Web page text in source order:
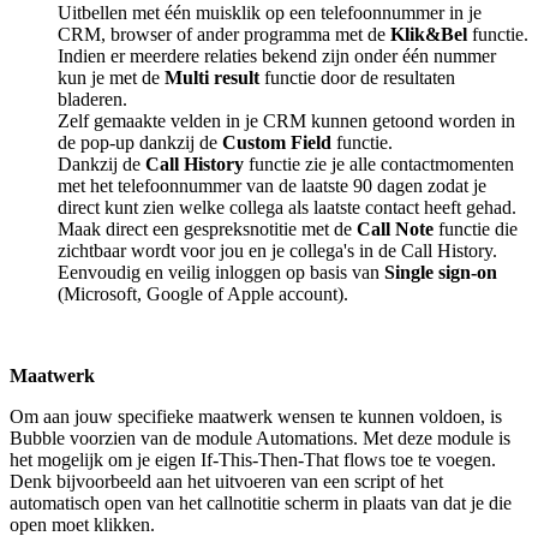
Uitbellen met één muisklik op een telefoonnummer in je
CRM, browser of ander programma met de Klik&Bel functie.
Indien er meerdere relaties bekend zijn onder één nummer
kun je met de Multi result functie door de resultaten
bladeren.
Zelf gemaakte velden in je CRM kunnen getoond worden in
de pop-up dankzij de Custom Field functie.
Dankzij de Call History functie zie je alle contactmomenten
met het telefoonnummer van de laatste 90 dagen zodat je
direct kunt zien welke collega als laatste contact heeft gehad.
Maak direct een gespreksnotitie met de Call Note functie die
zichtbaar wordt voor jou en je collega's in de Call History.
Eenvoudig en veilig inloggen op basis van Single sign-on
(Microsoft, Google of Apple account).
Maatwerk
Om aan jouw specifieke maatwerk wensen te kunnen voldoen, is
Bubble voorzien van de module Automations. Met deze module is
het mogelijk om je eigen If-This-Then-That flows toe te voegen.
Denk bijvoorbeeld aan het uitvoeren van een script of het
automatisch open van het callnotitie scherm in plaats van dat je die
open moet klikken.